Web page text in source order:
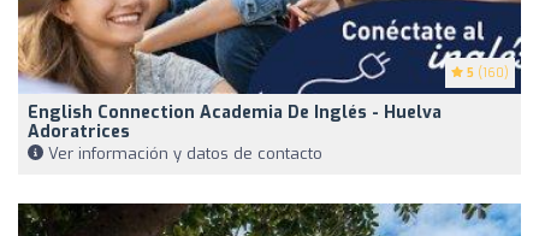
5 (160)
English Connection Academia De Inglés - Huelva
Adoratrices
Ver información y datos de contacto